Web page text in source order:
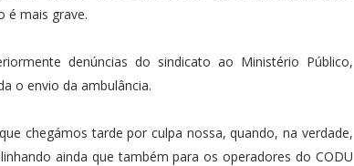
é mais grave.
denúncias do sindicato ao Ministério Público,
o envio da ambulância.
chegámos tarde por culpa nossa, quando, na verdade,
ainda que também para os operadores do CODU